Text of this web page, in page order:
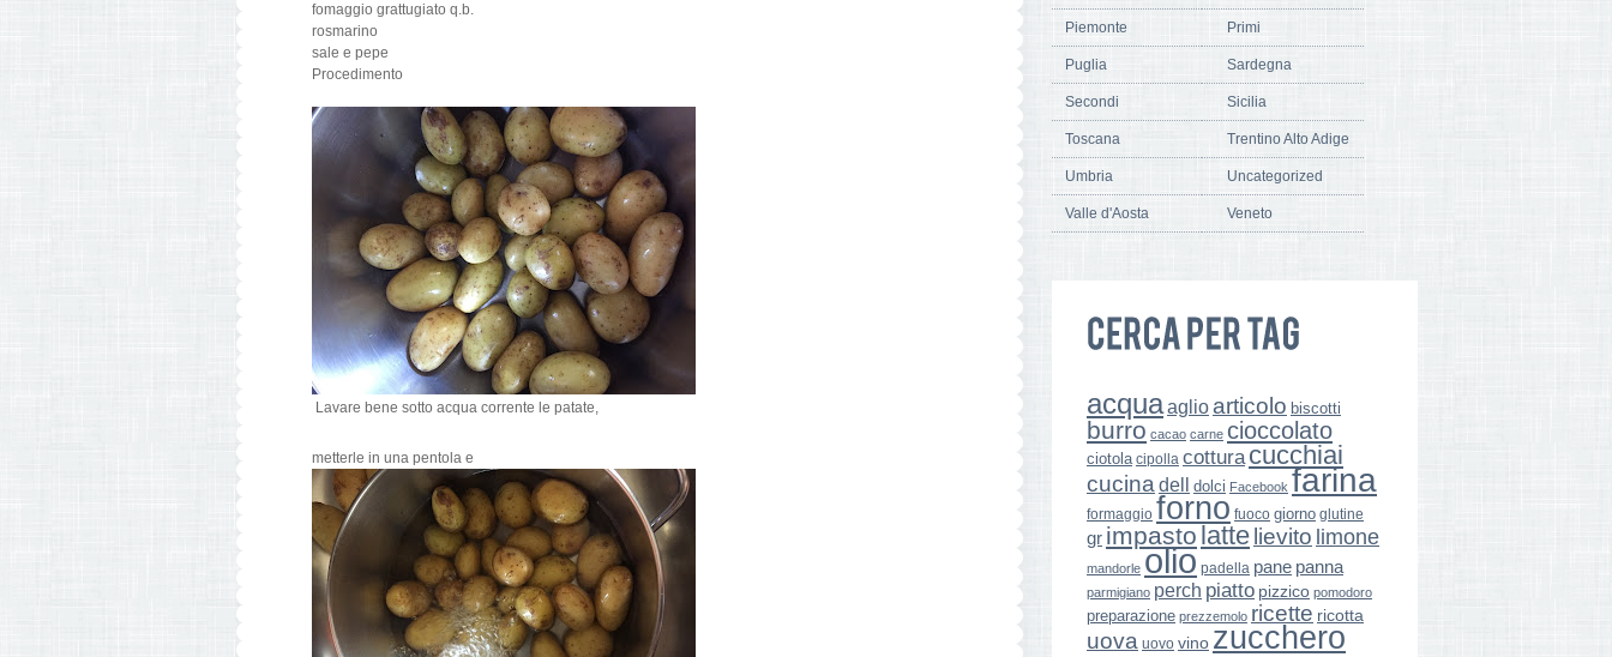
fomaggio grattugiato q.b.
rosmarino
sale e pepe
Procedimento
Lavare bene sotto acqua corrente le patate,
metterle in una pentola e
Piemonte Primi
Puglia Sardegna
Secondi Sicilia
Toscana Trentino Alto Adige
Umbria Uncategorized
Valle d'Aosta Veneto
acquaaglio articolo biscotti
burro cacao carne cioccolato
ciotola cipolla cottura cucchiai
cucina dell dolci Facebook farina
formaggio forno fuoco giorno glutine
gr impasto latte lievito limone
mandorle olio padella pane panna
parmigiano perch piatto pizzico pomodoro
preparazione prezzemolo ricette ricotta
uova uovo vino zucchero